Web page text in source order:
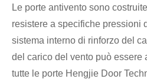
Le porte antivento sono
resistere a specifiche pressioni
sistema interno di rinforzo del
del carico del vento può essere
tutte le porte Hengjie Door